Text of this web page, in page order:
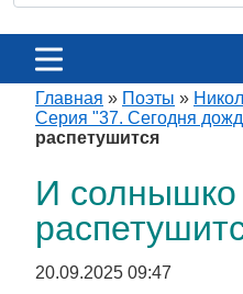
Главная » Поэты »
Серия "37. Сегодня
распетушится
И солнышко
20.09.2025 09:47